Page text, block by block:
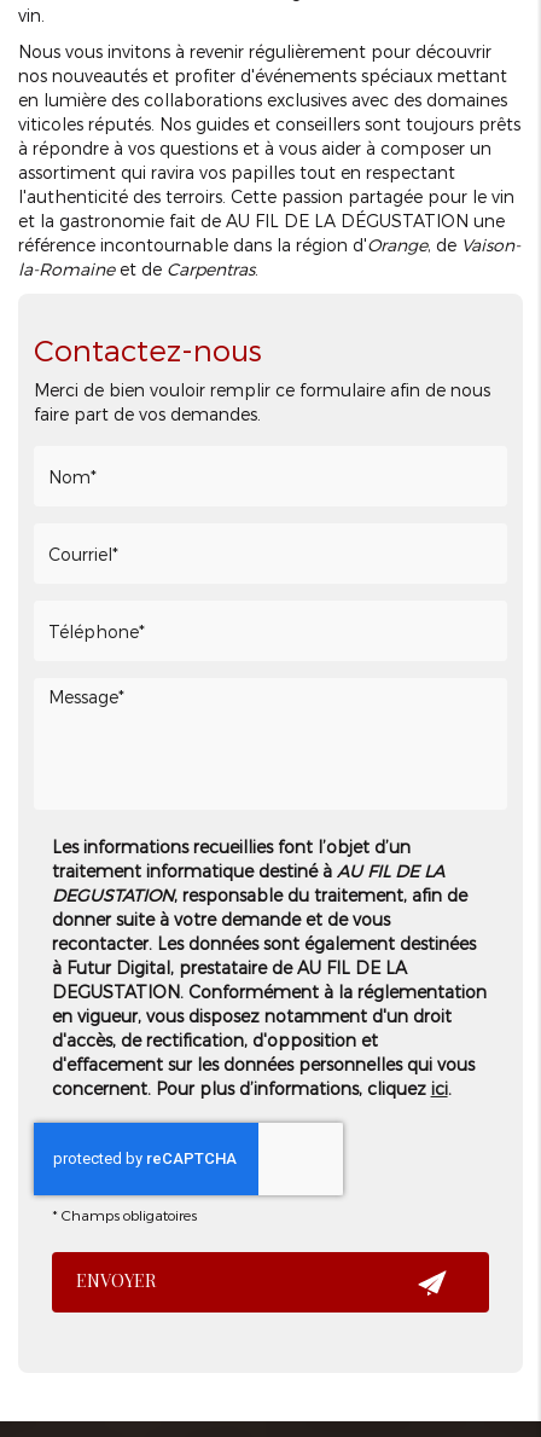
vin.
Nous vous invitons à revenir régulièrement pour découvrir
nos nouveautés et profiter d'événements spéciaux mettant
en lumière des collaborations exclusives avec des domaines
viticoles réputés. Nos guides et conseillers sont toujours prêts
à répondre à vos questions et à vous aider à composer un
assortiment qui ravira vos papilles tout en respectant
l'authenticité des terroirs. Cette passion partagée pour le vin
et la gastronomie fait de AU FIL DE LA DÉGUSTATION une
référence incontournable dans la région d'Orange, de Vaison-
la-Romaineet de Carpentras.
Contactez-nous
Merci de bien vouloir remplir ce formulaire afin de nous
faire part de vos demandes.
Les informations recueillies font l’objet d’un
traitement informatique destiné àAU FIL DE LA
DEGUSTATION, responsable du traitement, afin de
donner suite à votre demande et de vous
recontacter. Les données sont également destinées
à Futur Digital, prestataire de AU FIL DE LA
DEGUSTATION. Conformément à la réglementation
en vigueur, vous disposez notamment d'un droit
d'accès, de rectification, d'opposition et
d'effacement sur les données personnelles qui vous
concernent. Pour plus d’informations, cliquez ici.
* Champs obligatoires